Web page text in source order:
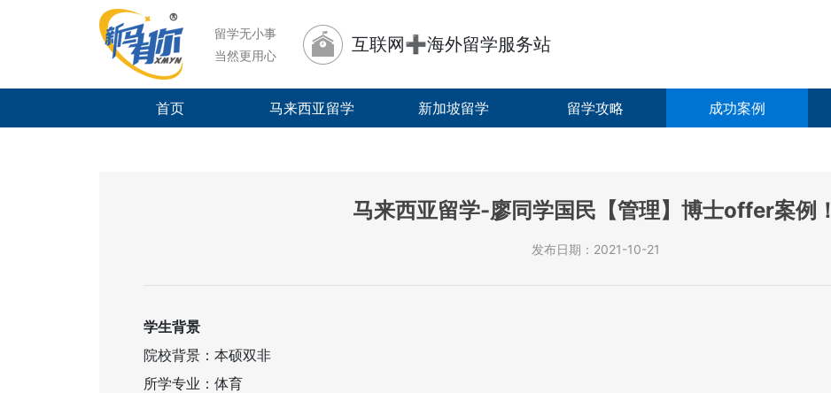
留学无小事
当然更用心
互联网➕海外留学服务站
首页 马来西亚留学 新加坡留学 留学攻略 成功案例
马来西亚留学-廖同学国民【管理】博士offer案例！
发布日期：2021-10-21
学生背景
院校背景：本硕双非
所学专业：体育